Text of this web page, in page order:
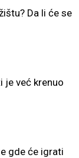
Da li će se
je već krenuo
gde će igrati